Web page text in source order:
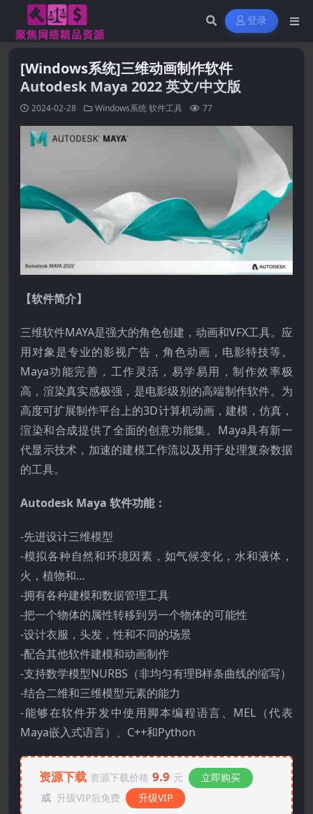
登录
[Windows系统]三维动画制作软件
Autodesk Maya 2022 英文/中文版
2024-02-28 Windows系统软件工具 77
【软件简介】
三维软件MAYA是强大的角色创建，动画和VFX工具。应
用对象是专业的影视广告，角色动画，电影特技等。
Maya功能完善，工作灵活，易学易用，制作效率极
高，渲染真实感极强，是电影级别的高端制作软件。为
高度可扩展制作平台上的3D计算机动画，建模，仿真，
渲染和合成提供了全面的创意功能集。Maya具有新一
代显示技术，加速的建模工作流以及用于处理复杂数据
的工具。
Autodesk Maya 软件功能：
-先进设计三维模型
-模拟各种自然和环境因素，如气候变化，水和液体，
火，植物和…
-拥有各种建模和数据管理工具
-把一个物体的属性转移到另一个物体的可能性
-设计衣服，头发，性和不同的场景
-配合其他软件建模和动画制作
-支持数学模型NURBS（非均匀有理B样条曲线的缩写）
-结合二维和三维模型元素的能力
-能够在软件开发中使用脚本编程语言、MEL（代表
Maya嵌入式语言）、C++和Python
资源下载 资源下载价格 9.9 元
立即购买
或 升级VIP后免费 升级VIP